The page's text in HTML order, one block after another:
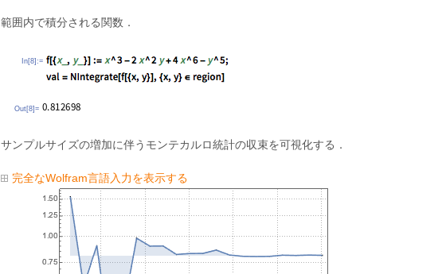
範囲内で積分される関数．
In[8]:=
Out[8]=
サンプルサイズの増加に伴うモンテカルロ統計の収束を可視化する．
完全なWolfram言語入力を表示する